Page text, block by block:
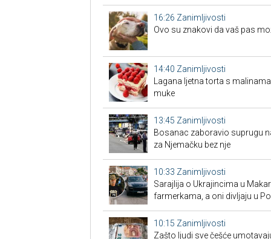
16:26 Zanimljivosti
Ovo su znakovi da vaš pas
14:40 Zanimljivosti
Lagana ljetna torta s
muke
13:45 Zanimljivosti
Bosanac zaboravio suprugu
za Njemačku bez nje
10:33 Zanimljivosti
Sarajlija o Ukrajincima u
farmerkama, a oni divljaju u
10:15 Zanimljivosti
Zašto ljudi sve češće